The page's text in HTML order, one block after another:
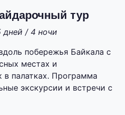
тур
дней / 4 ночи
побережья Байкала с
местах и
палатках. Программа
экскурсии и встречи с